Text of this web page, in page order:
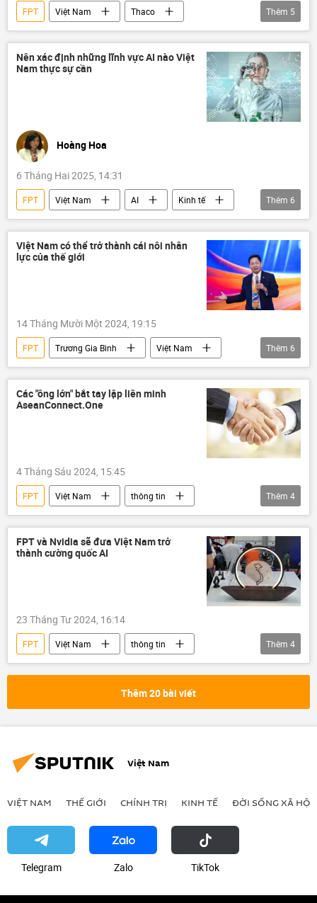
FPT Việt Nam
Thaco
Vingroup
doanh nghiệp
GDP
Kinh tế
Phạm Minh Chính
Chính trị
Thêm 5
Nên xác định những lĩnh vực AI nào Việt
Nam thực sự cần
Hoàng Hoa
6 Tháng Hai 2025, 14:31
FPT Việt Nam AI
Kinh tế
Kinh doanh
trí tuệ nhân tạo
thị trường chứng khoán
Thế giới
Quan điểm-Ý kiến
Thêm 6
Việt Nam có thể trở thành cái nôi nhân
lực của thế giới
14 Tháng Mười Một 2024, 19:15
FPT Trương Gia Bình
Việt Nam
Kinh doanh
AI
Thế giới
Chính trị
thông tin
Thêm 6
Các "ông lớn" bắt tay lập liên minh
AseanConnect.One
4 Tháng Sáu 2024, 15:45
FPT Việt Nam
thông tin
viễn thông
hợp tác
ASEAN
doanh nghiệp
Thêm 4
FPT và Nvidia sẽ đưa Việt Nam trở
thành cường quốc AI
23 Tháng Tư 2024, 16:14
FPT Việt Nam
thông tin
doanh nghiệp
công nghệ
Thêm 4
Thêm 20 bài viết
Việt Nam
VIỆT NAM THẾ GIỚI CHÍNH TRỊ KINH TẾ ĐỜI SỐNG XÃ HỘI
Telegram Zalo ТikТоk